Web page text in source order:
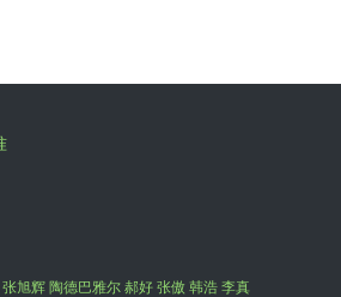
旭辉 陶德巴雅尔 郝好 张傲 韩浩 李真